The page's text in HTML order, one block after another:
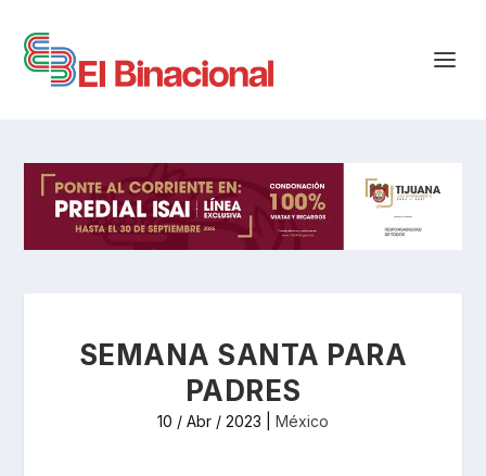
SEMANA SANTA PARA
PADRES
10 / Abr / 2023 México